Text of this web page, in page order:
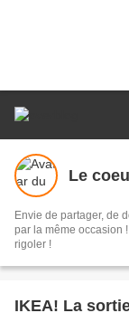
Le
Envie de partager, de
par la même occasion
rigoler !
IKEA! La